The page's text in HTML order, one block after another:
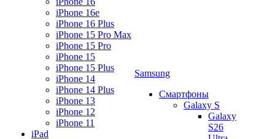
iPhone 16e
iPhone 16 Plus
iPhone 15 Pro Max
iPhone 15 Pro
iPhone 15
iPhone 15 Plus
iPhone 14
iPhone 14 Plus
iPhone 13
iPhone 12
iPhone 11
iPad
Samsung
Смартфоны
Galaxy S
Galaxy
S26